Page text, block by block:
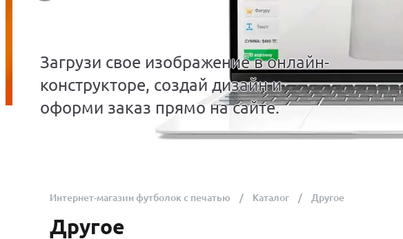
Загрузи свое изображение в онлайн-
конструкторе, создай дизайн и
оформи заказ прямо на сайте.
Интернет-магазин футболок с печатью Каталог Другое
Другое